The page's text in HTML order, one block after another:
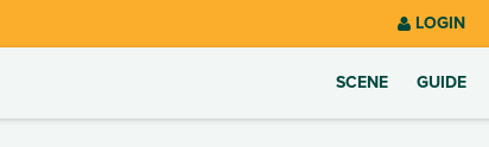
LOGIN
SCENE GUIDE